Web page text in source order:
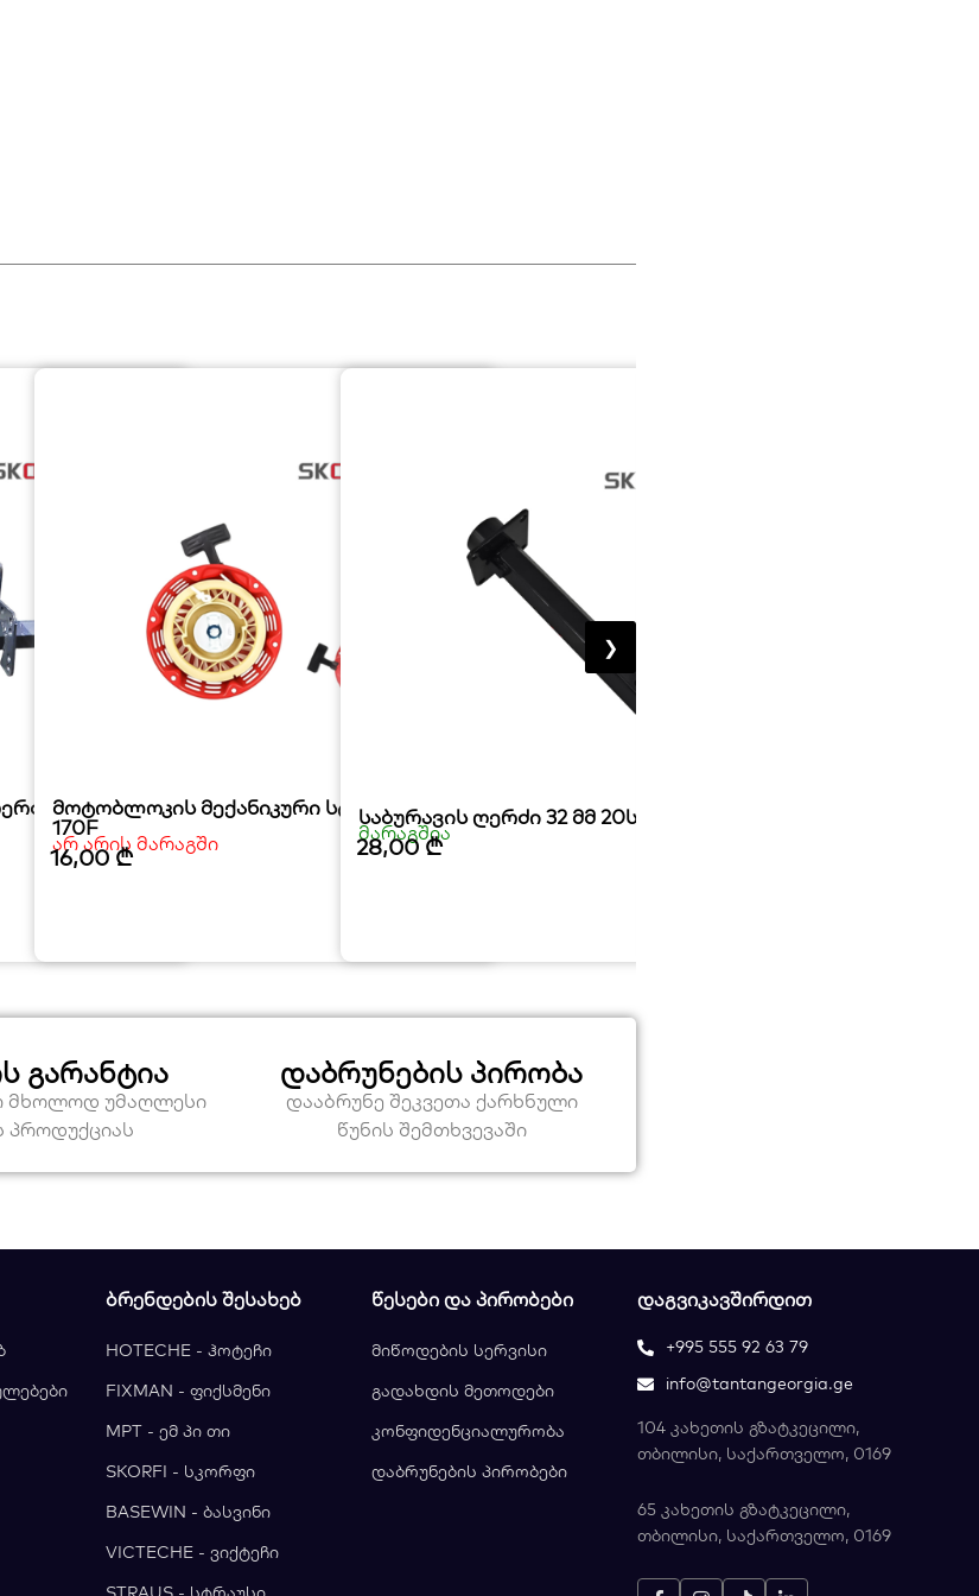
3+1
მოტობლოკის მექანიკური სტარტერი
170F
არ არის მარაგში
16,00₾
საბურავის ღერძი 32 მმ 20სმ
მარაგშია
28,00₾
❯
გარანტია
მხოლოდ უმაღლესი
პროდუქციას
დაბრუნების პირობა
დააბრუნე შეკვეთა ქარხნული
წუნის შემთხვევაში
ᲑᲠᲔᲜᲓᲔᲑᲘᲡ ᲨᲔᲡᲐᲮᲔᲑ
HOTECHE - ჰოტეჩი
FIXMAN - ფიქსმენი
MPT - ემ პი თი
SKORFI - სკორფი
BASEWIN - ბასვინი
VICTECHE - ვიქტეჩი
ᲬᲔᲡᲔᲑᲘ ᲓᲐ ᲞᲘᲠᲝᲑᲔᲑᲘ
მიწოდების სერვისი
გადახდის მეთოდები
კონფიდენციალურობა
დაბრუნების პირობები
ᲓᲐᲒᲕᲘᲙᲐᲕᲨᲘᲠᲓᲘᲗ
+995 555 92 63 79
info@tantangeorgia.ge
104 კახეთის გზატკეცილი,
თბილისი, საქართველო, 0169
65 კახეთის გზატკეცილი,
თბილისი, საქართველო, 0169